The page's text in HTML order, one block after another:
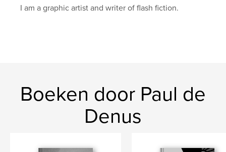
I am a graphic artist and writer of flash fiction.
Boeken door Paul de
Denus